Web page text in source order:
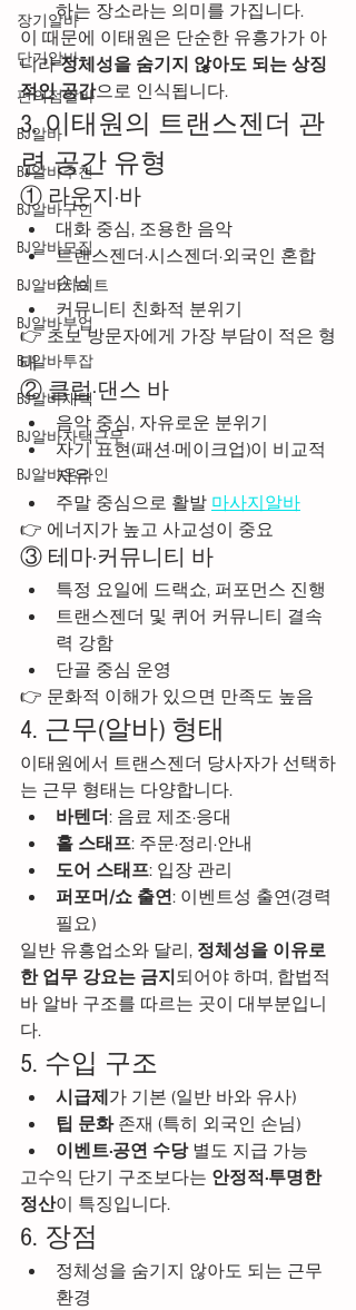
장기알바
단기알바
편의점알바
BJ알바
BJ알바추천
BJ알바구인
BJ알바모집
BJ알바사이트
BJ알바부업
BJ알바투잡
BJ알바재택
BJ알바자택근무
BJ알바온라인
하는 장소라는 의미를 가집니다.
이 때문에 이태원은 단순한 유흥가가 아
니라 정체성을 숨기지 않아도 되는 상징
적인 공간으로 인식됩니다.
3. 이태원의 트랜스젠더 관
련 공간 유형
① 라운지·바
대화 중심, 조용한 음악
트랜스젠더·시스젠더·외국인 혼합
손님
커뮤니티 친화적 분위기
👉 초보 방문자에게 가장 부담이 적은 형
태
② 클럽·댄스 바
음악 중심, 자유로운 분위기
자기 표현(패션·메이크업)이 비교적
자유
주말 중심으로 활발 마사지알바
👉 에너지가 높고 사교성이 중요
③ 테마·커뮤니티 바
특정 요일에 드랙쇼, 퍼포먼스 진행
트랜스젠더 및 퀴어 커뮤니티 결속
력 강함
단골 중심 운영
👉 문화적 이해가 있으면 만족도 높음
4. 근무(알바) 형태
이태원에서 트랜스젠더 당사자가 선택하
는 근무 형태는 다양합니다.
바텐더: 음료 제조·응대
홀 스태프: 주문·정리·안내
도어 스태프: 입장 관리
퍼포머/쇼 출연: 이벤트성 출연(경력
필요)
일반 유흥업소와 달리, 정체성을 이유로
한 업무 강요는 금지 되어야 하며, 합법적
바 알바 구조를 따르는 곳이 대부분입니
다.
5. 수입 구조
시급제 가 기본 (일반 바와 유사)
팁 문화 존재 (특히 외국인 손님)
이벤트·공연 수당 별도 지급 가능
고수익 단기 구조보다는 안정적·투명한
정산이 특징입니다.
6. 장점
정체성을 숨기지 않아도 되는 근무
환경